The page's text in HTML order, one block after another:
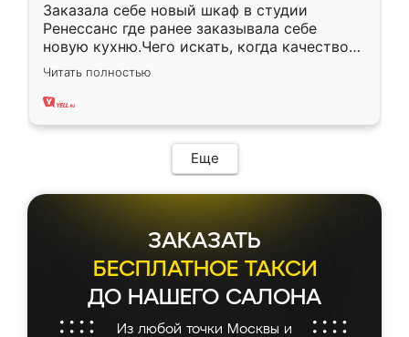
Заказала себе новый шкаф в студии
Ренессанс где ранее заказывала себе
новую кухню.Чего искать, когда качеством
вполне довольна. Служит кухня уже почти
два года, нареканий нет.
Читать полностью
Еще
ЗАКАЗАТЬ
БЕСПЛАТНОЕ ТАКСИ
ДО НАШЕГО САЛОНА
Из любой точки Москвы и